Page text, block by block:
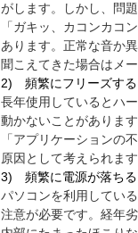
がします。しかし、問
「ガキッ、カコンカコ
あります。正常な音か
聞こえてきた場合はメ
2) 頻繁にフリーズする
長年使用しているとハ
動かないことがありま
「アプリケーションの
原因として考えられます
3) 頻繁に電源が落ちる
パソコンを利用してい
注意が必要です。経年